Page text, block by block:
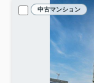
中古マンション